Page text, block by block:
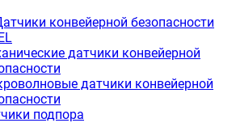
конвейерной безопасности
датчики конвейерной
датчики конвейерной
подпора